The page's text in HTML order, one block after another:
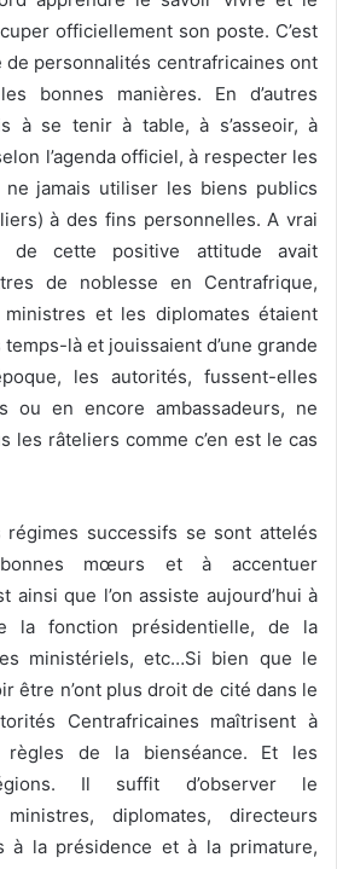
officiellement son poste. C’est
de personnalités centrafricaines ont
bonnes manières. En d’autres
à se tenir à table, à s’asseoir, à
l’agenda officiel, à respecter les
ne jamais utiliser les biens publics
à des fins personnelles. A vrai
de cette positive attitude avait
de noblesse en Centrafrique,
et les diplomates étaient
là et jouissaient d’une grande
les autorités, fussent-elles
ou en encore ambassadeurs, ne
les râteliers comme c’en est le cas
successifs se sont attelés
mœurs et à accentuer
ainsi que l’on assiste aujourd’hui à
la fonction présidentielle, de la
ministériels, etc…Si bien que le
être n’ont plus droit de cité dans le
Centrafricaines maîtrisent à
règles de la bienséance. Et les
Il suffit d’observer le
diplomates, directeurs
à la présidence et à la primature,